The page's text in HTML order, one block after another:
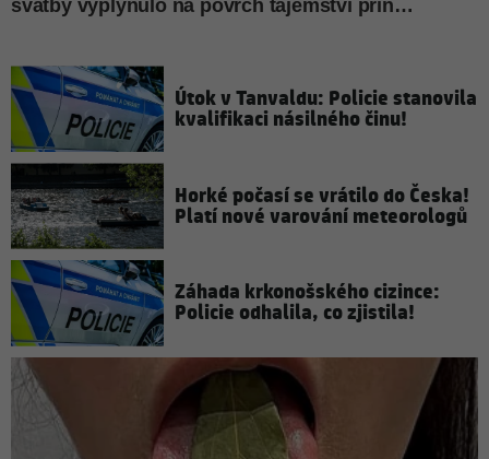
Útok v Tanvaldu: Policie stanovila
kvalifikaci násilného činu!
Horké počasí se vrátilo do Česka!
Platí nové varování meteorologů
Záhada krkonošského cizince:
Policie odhalila, co zjistila!